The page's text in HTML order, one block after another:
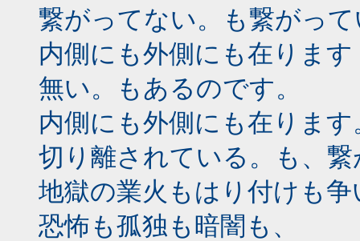
繋がってない。も繋がっ
内側にも外側にも在ります
無い。もあるのです。
内側にも外側にも在ります
切り離されている。も、
地獄の業火もはり付けも
恐怖も孤独も暗闇も、